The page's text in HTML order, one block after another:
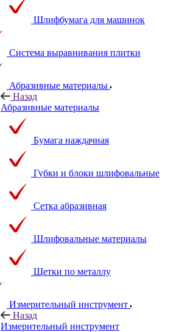
Шлифбумага для машинок
Система выравнивания плитки
Абразивные материалы
Назад
Абразивные материалы
Бумага наждачная
Губки и блоки шлифовальные
Сетка абразивная
Шлифовальные материалы
Щетки по металлу
Измерительный инструмент
Назад
Измерительный инструмент